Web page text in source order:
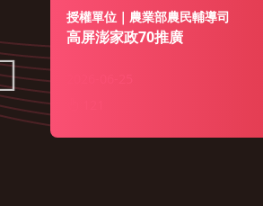
授權單位｜農業部農民輔導司
高屏澎家政70推廣